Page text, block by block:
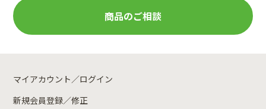
商品のご相談
マイアカウント／ログイン
新規会員登録／修正